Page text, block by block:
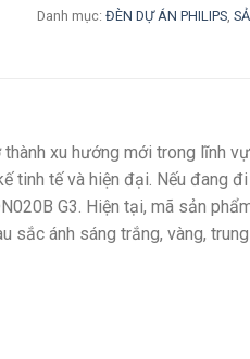
Danh mục: ĐÈN DỰ ÁN PHILIPS,
xu hướng mới trong lĩnh
tinh tế và hiện đại. Nếu đang
G3. Hiện tại, mã sản
ánh sáng trắng, vàng, trung